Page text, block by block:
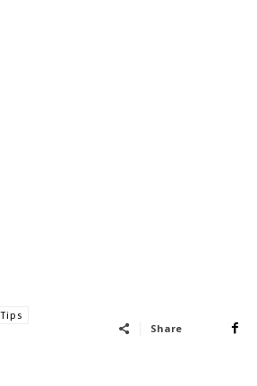
Share